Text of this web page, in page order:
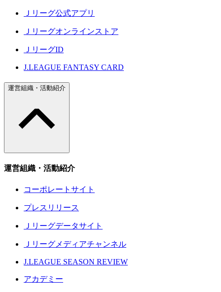
Ｊリーグ公式アプリ
Ｊリーグオンラインストア
ＪリーグID
J.LEAGUE FANTASY CARD
運営組織・活動紹介
運営組織・活動紹介
コーポレートサイト
プレスリリース
Ｊリーグデータサイト
Ｊリーグメディアチャンネル
J.LEAGUE SEASON REVIEW
アカデミー